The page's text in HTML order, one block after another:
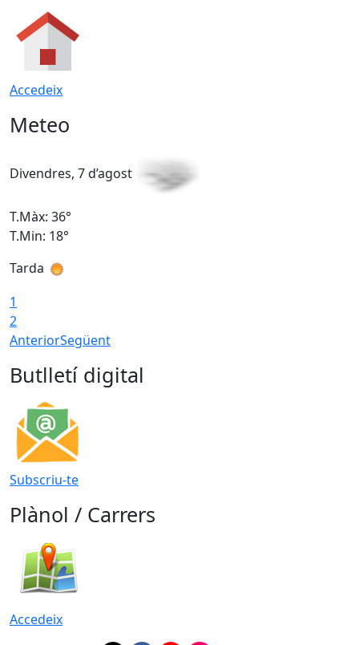
Accedeix
Meteo
Divendres, 7 d’agost
T.Màx: 36°
T.Min: 18°
Tarda
1
2
AnteriorSegüent
Butlletí digital
Subscriu-te
Plànol / Carrers
Accedeix